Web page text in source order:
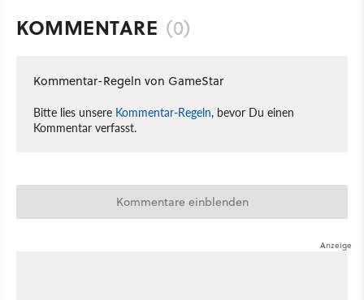
KOMMENTARE (0)
Kommentar-Regeln von GameStar
Bitte lies unsere Kommentar-Regeln, bevor Du einen
Kommentar verfasst.
Kommentare einblenden